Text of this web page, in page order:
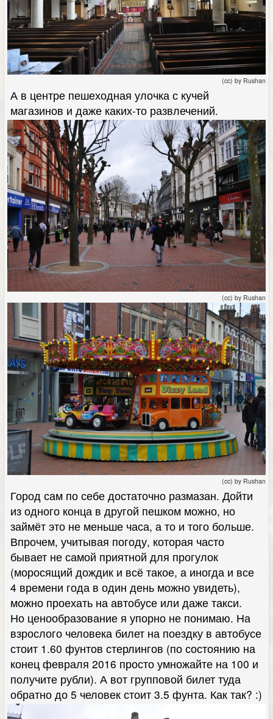
(cc) by Rushan
А в центре пешеходная улочка с кучей
магазинов и даже каких-то развлечений.
(cc) by Rushan
(cc) by Rushan
Город сам по себе достаточно размазан. Дойти
из одного конца в другой пешком можно, но
займёт это не меньше часа, а то и того больше.
Впрочем, учитывая погоду, которая часто
бывает не самой приятной для прогулок
(моросящий дождик и всё такое, а иногда и все
4 времени года в один день можно увидеть),
можно проехать на автобусе или даже такси.
Но ценообразование я упорно не понимаю. На
взрослого человека билет на поездку в автобусе
стоит 1.60 фунтов стерлингов (по состоянию на
конец февраля 2016 просто умножайте на 100 и
получите рубли). А вот групповой билет туда
обратно до 5 человек стоит 3.5 фунта. Как так? :)